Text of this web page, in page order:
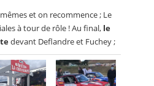
et on recommence ; Le
à tour de rôle ! Au final, le
devant Deflandre et Fuchey ;